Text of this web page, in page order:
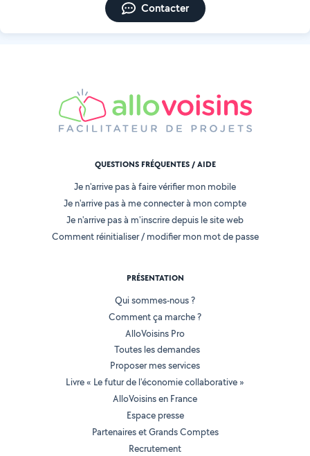
Contacter
QUESTIONS FRÉQUENTES / AIDE
Je n'arrive pas à faire vérifier mon mobile
Je n'arrive pas à me connecter à mon compte
Je n'arrive pas à m'inscrire depuis le site web
Comment réinitialiser / modifier mon mot de passe
PRÉSENTATION
Qui sommes-nous ?
Comment ça marche ?
AlloVoisins Pro
Toutes les demandes
Proposer mes services
Livre « Le futur de l'économie collaborative »
AlloVoisins en France
Espace presse
Partenaires et Grands Comptes
Recrutement